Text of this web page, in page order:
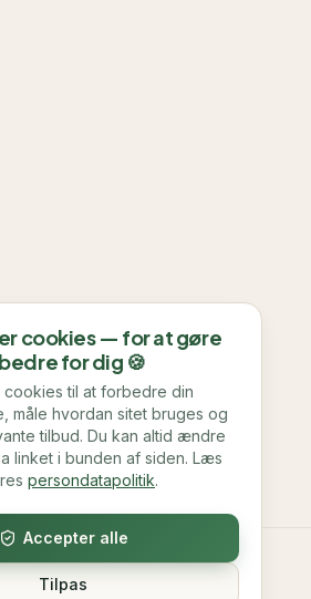
forbeholdes.
cookies — for at gøre
for dig 🍪
cookies til at forbedre din
måle hvordan sitet bruges og
tilbud. Du kan altid ændre
linket i bunden af siden. Læs
persondatapolitik.
Tilpas
Accepter alle